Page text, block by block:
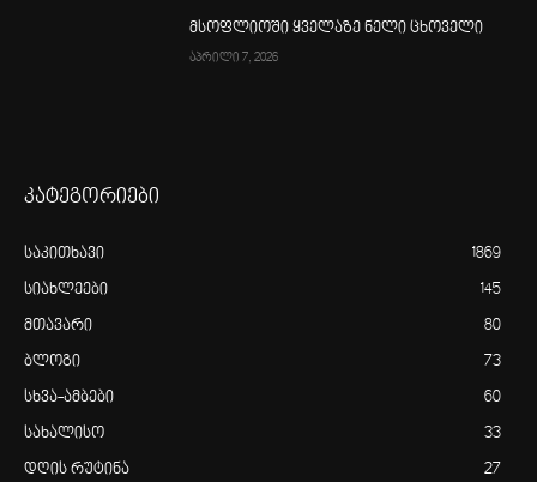
მსოფლიოში ყველაზე ნელი ცხოველი
აპრილი 7, 2026
კატეგორიები
საკითხავი 1869
სიახლეები 145
მთავარი 80
ბლოგი 73
სხვა-ამბები 60
სახალისო 33
დღის რუტინა 27